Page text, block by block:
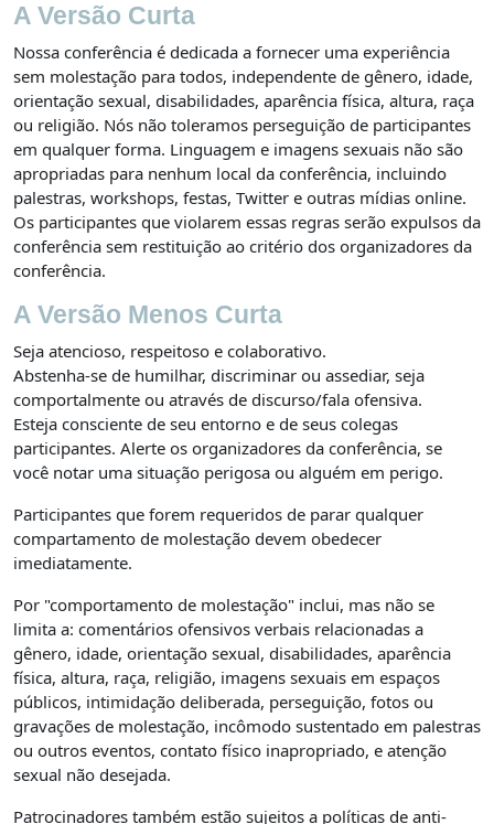
A Versão Curta
Nossa conferência é dedicada a fornecer uma experiência
sem molestação para todos, independente de gênero, idade,
orientação sexual, disabilidades, aparência física, altura, raça
ou religião. Nós não toleramos perseguição de participantes
em qualquer forma. Linguagem e imagens sexuais não são
apropriadas para nenhum local da conferência, incluindo
palestras, workshops, festas, Twitter e outras mídias online.
Os participantes que violarem essas regras serão expulsos da
conferência sem restituição ao critério dos organizadores da
conferência.
A Versão Menos Curta
Seja atencioso, respeitoso e colaborativo.
Abstenha-se de humilhar, discriminar ou assediar, seja
comportalmente ou através de discurso/fala ofensiva.
Esteja consciente de seu entorno e de seus colegas
participantes. Alerte os organizadores da conferência, se
você notar uma situação perigosa ou alguém em perigo.
Participantes que forem requeridos de parar qualquer
compartamento de molestação devem obedecer
imediatamente.
Por "comportamento de molestação" inclui, mas não se
limita a: comentários ofensivos verbais relacionadas a
gênero, idade, orientação sexual, disabilidades, aparência
física, altura, raça, religião, imagens sexuais em espaços
públicos, intimidação deliberada, perseguição, fotos ou
gravações de molestação, incômodo sustentado em palestras
ou outros eventos, contato físico inapropriado, e atenção
sexual não desejada.
Patrocinadores também estão sujeitos a políticas de anti-